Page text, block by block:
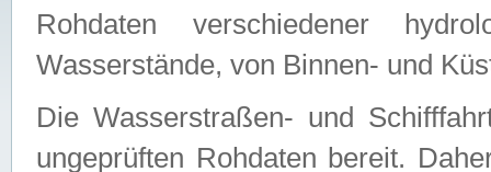
Rohdaten verschiedener
Wasserstände, von Binnen- und
Die Wasserstraßen- und
ungeprüften Rohdaten bereit.